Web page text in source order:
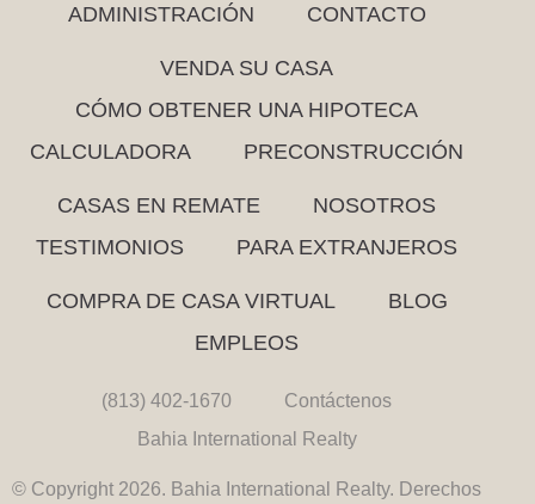
ADMINISTRACIÓN
CONTACTO
VENDA SU CASA
CÓMO OBTENER UNA HIPOTECA
CALCULADORA
PRECONSTRUCCIÓN
CASAS EN REMATE
NOSOTROS
TESTIMONIOS
PARA EXTRANJEROS
COMPRA DE CASA VIRTUAL
BLOG
EMPLEOS
(813) 402-1670
Contáctenos
Bahia International Realty
© Copyright 2026. Bahia International Realty. Derechos